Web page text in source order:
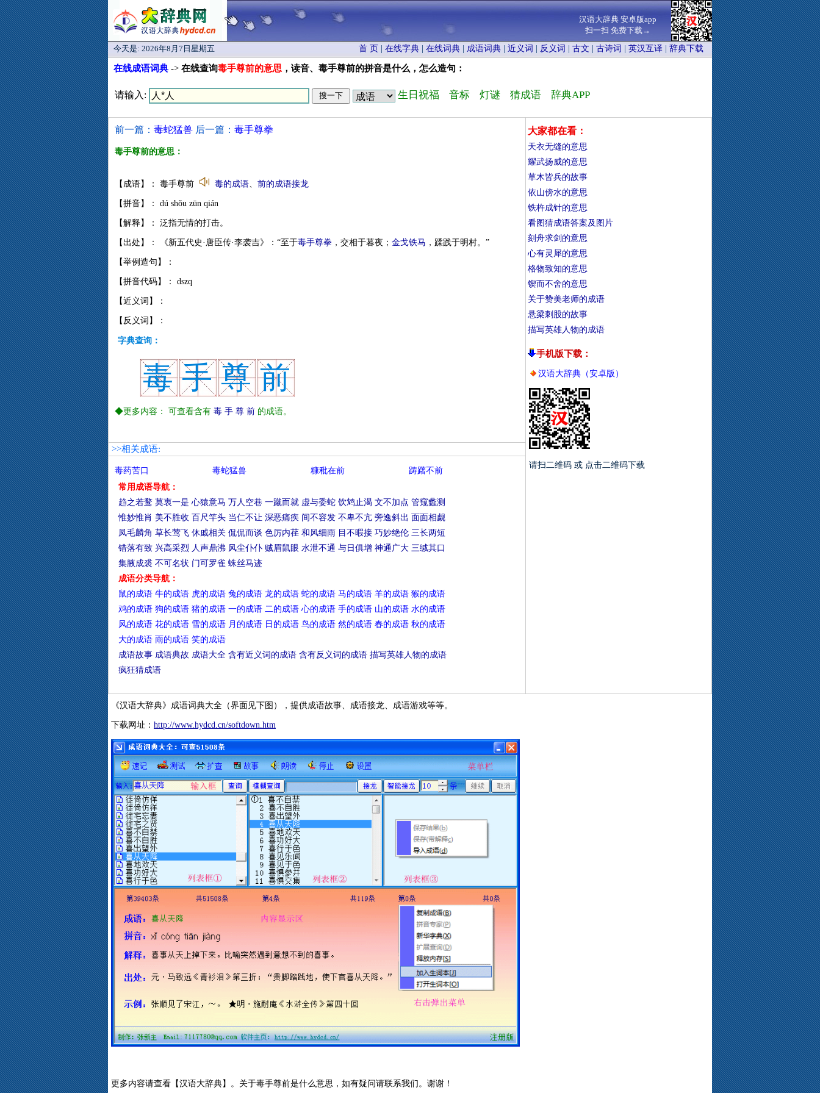
汉语大辞典 安卓版app
扫一扫 免费下载→
今天是: 2026年8月7日星期五 首 页 在线字典 在线词典 成语词典 近义词 反义词 古文 古诗词 英汉互译 辞典下载
在线成语词典 -> 在线查询毒手尊前的意思 ，读音、毒手尊前的拼音是什么，怎么造句：
请输入: 生日祝福 音标 灯谜 猜成语 辞典APP
前一篇： 毒蛇猛兽 后一篇： 毒手尊拳
毒手尊前的意思：
【成语】： 毒手尊前 毒的成语、 前的成语接龙
【拼音】： dú shǒu zūn qián
【解释】： 泛指无情的打击。
【出处】： 《新五代史·唐臣传·李袭吉》：“至于毒手尊拳 ，交相于暮夜； 金戈铁马 ，蹂践于明村。”
【举例造句】：
【拼音代码】： dszq
【近义词】：
【反义词】：
字典查询：
毒 手 尊 前
◆更多内容： 可查看含有 毒 手 尊 前 的成语。
大家都在看：
天衣无缝的意思
耀武扬威的意思
草木皆兵的故事
依山傍水的意思
铁杵成针的意思
看图猜成语答案及图片
刻舟求剑的意思
心有灵犀的意思
格物致知的意思
锲而不舍的意思
关于赞美老师的成语
悬梁刺股的故事
描写英雄人物的成语
手机版下载：
汉语大辞典（安卓版）
请扫二维码 或 点击二维码下载
>>相关成语:
毒药苦口 毒蛇猛兽 糠秕在前
踌躇不前
常用成语导航：
趋之若鹜 莫衷一是 心猿意马 万人空巷 一蹴而就 虚与委蛇 饮鸩止渴 文不加点 管窥蠡测
惟妙惟肖 美不胜收 百尺竿头 当仁不让 深恶痛疾 间不容发 不卑不亢 旁逸斜出 面面相觑
凤毛麟角 草长莺飞 休戚相关 侃侃而谈 色厉内荏 和风细雨 目不暇接 巧妙绝伦 三长两短
错落有致 兴高采烈 人声鼎沸 风尘仆仆 贼眉鼠眼 水泄不通 与日俱增 神通广大 三缄其口
集腋成裘 不可名状 门可罗雀 蛛丝马迹
成语分类导航：
鼠的成语 牛的成语 虎的成语 兔的成语 龙的成语 蛇的成语 马的成语 羊的成语 猴的成语
鸡的成语 狗的成语 猪的成语 一的成语 二的成语 心的成语 手的成语 山的成语 水的成语
风的成语 花的成语 雪的成语 月的成语 日的成语 鸟的成语 然的成语 春的成语 秋的成语
大的成语 雨的成语 笑的成语
成语故事 成语典故 成语大全 含有近义词的成语 含有反义词的成语 描写英雄人物的成语
疯狂猜成语
《汉语大辞典》成语词典大全（界面见下图），提供成语故事、成语接龙、成语游戏等等。
下载网址： http://www.hydcd.cn/softdown.htm
更多内容请查看【汉语大辞典】。关于毒手尊前是什么意思，如有疑问请联系我们。谢谢！